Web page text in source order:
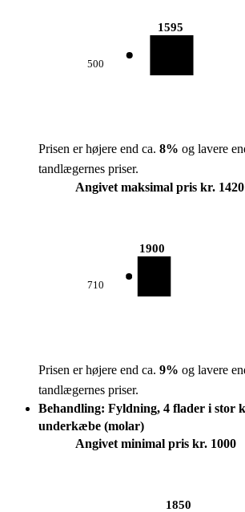
500
1595
Prisen er højere end ca. 8% og lavere
tandlægernes priser.
Angivet maksimal pris kr. 1420
710
1900
Prisen er højere end ca. 9% og lavere
tandlægernes priser.
Behandling: Fyldning, 4 flader i stor
underkæbe (molar)
Angivet minimal pris kr. 1000
1850